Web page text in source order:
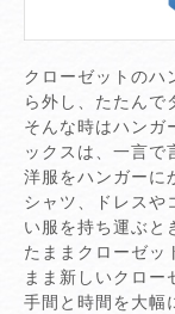
クローゼットのハ
ら外し、たたんで
そんな時はハンガ
ックスは、一言で
洋服をハンガーに
シャツ、ドレスや
い服を持ち運ぶと
たままクローゼッ
まま新しいクロー
手間と時間を大幅